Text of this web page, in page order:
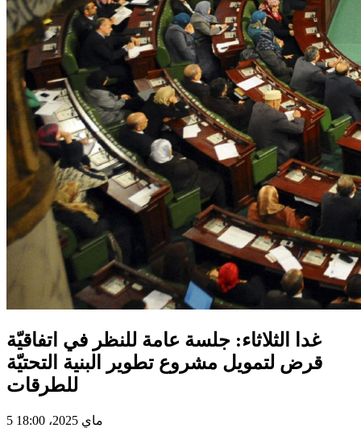
غدا الثلاثاء: جلسة عامة للنظر في اتفاقيّة
قرض لتمويل مشروع تطوير البنية التحتيّة
للطرقات
5 ماي 2025، 18:00